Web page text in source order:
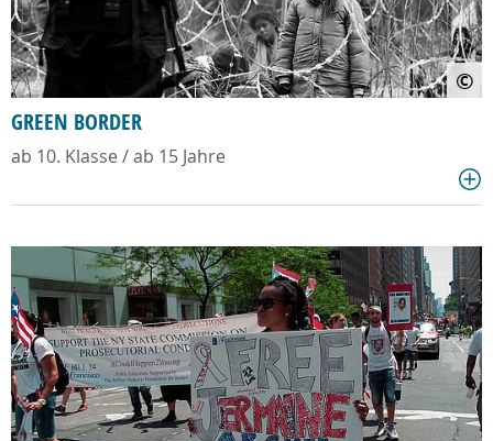
©
GREEN BORDER
ab 10. Klasse / ab 15 Jahre